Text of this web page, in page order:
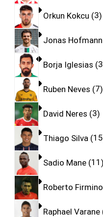
Orkun Kokcu 3
Jonas Hofmann
Borja Iglesias 3
Ruben Neves 7
David Neres 3
Thiago Silva 15
Sadio Mane 11
Roberto Firmino
Raphael Varane